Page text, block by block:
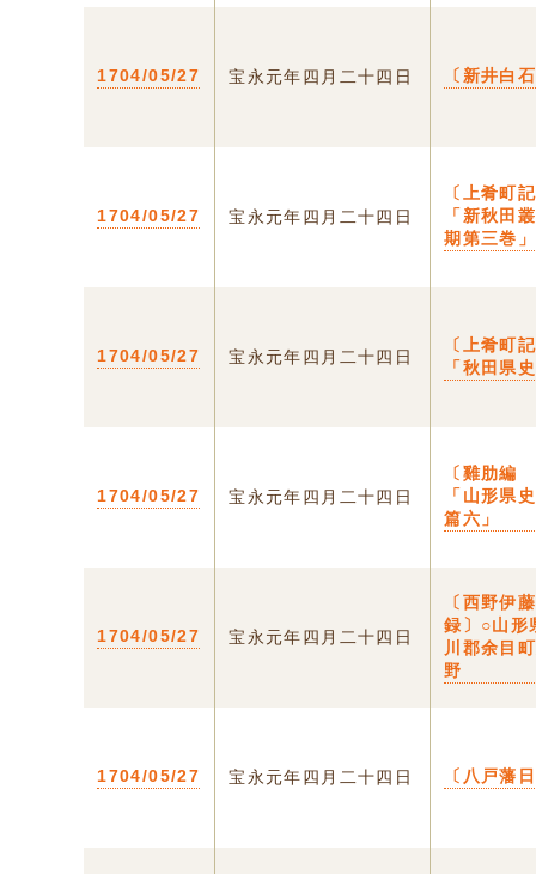
1704/05/27 宝永元年四月二十四日 〔新井白
1704/05/27 宝永元年四月二十四日
〔上肴町
「新秋田
期第三巻」
1704/05/27 宝永元年四月二十四日
〔上肴町
「秋田県
1704/05/27 宝永元年四月二十四日
〔雞肋編
「山形県
篇六」
1704/05/27 宝永元年四月二十四日
〔西野伊
録〕○山形
川郡余目
野
1704/05/27 宝永元年四月二十四日 〔八戸藩